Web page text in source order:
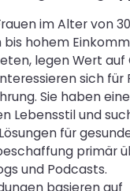
im Alter von
hohem
legen Wert auf
sich für
Sie haben
Lebensstil und
für
primär
und Podcasts.
basieren auf